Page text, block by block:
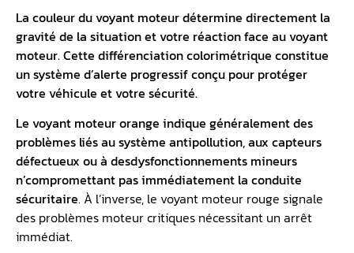
La couleur du voyant moteur détermine directement la
gravité de la situation et votre réaction face au voyant
moteur. Cette différenciation colorimétrique constitue
un système d’alerte progressif conçu pour protéger
votre véhicule et votre sécurité.
Le voyant moteur orange indique généralement des
problèmes liés au système antipollution, aux capteurs
défectueux ou à desdysfonctionnements mineurs
n’compromettant pas immédiatement la conduite
sécuritaire. À l’inverse, le voyant moteur rouge signale
des problèmes moteur critiques nécessitant un arrêt
immédiat.